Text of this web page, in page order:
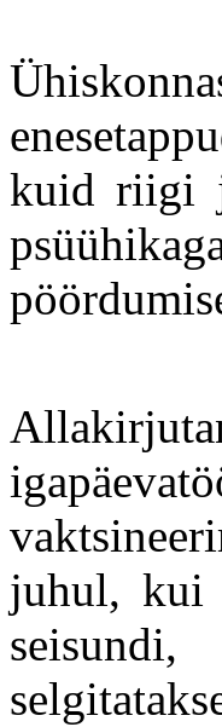
kuid riigi
juhul, kui